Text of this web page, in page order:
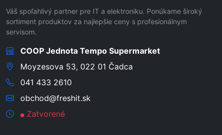
Váš spoľahlivý partner pre IT a elektroniku. Ponúkame široký
sortiment produktov za najlepšie ceny s profesionálnym
servisom.
COOP Jednota Tempo Supermarket
Moyzesova 53, 022 01 Čadca
041 433 2610
obchod@freshit.sk
Zatvorené